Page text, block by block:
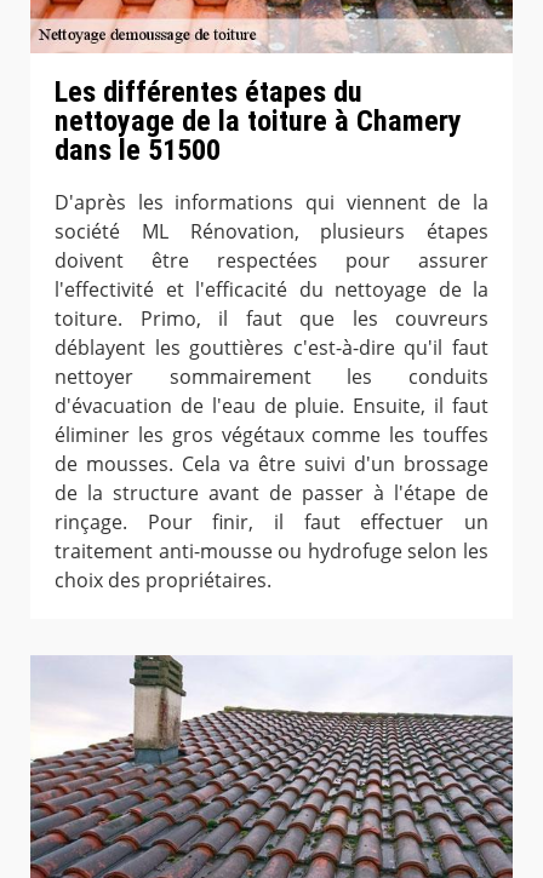
Les différentes étapes du
nettoyage de la toiture à Chamery
dans le 51500
D'après les informations qui viennent de la
société ML Rénovation, plusieurs étapes
doivent être respectées pour assurer
l'effectivité et l'efficacité du nettoyage de la
toiture. Primo, il faut que les couvreurs
déblayent les gouttières c'est-à-dire qu'il faut
nettoyer sommairement les conduits
d'évacuation de l'eau de pluie. Ensuite, il faut
éliminer les gros végétaux comme les touffes
de mousses. Cela va être suivi d'un brossage
de la structure avant de passer à l'étape de
rinçage. Pour finir, il faut effectuer un
traitement anti-mousse ou hydrofuge selon les
choix des propriétaires.